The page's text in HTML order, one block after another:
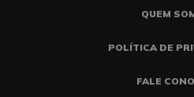
QUEM
POLÍTICA DE
FALE